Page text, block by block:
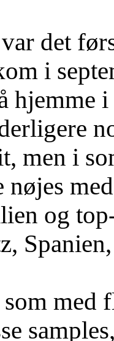
det
i
hjemme
men i
nøjes
og
med